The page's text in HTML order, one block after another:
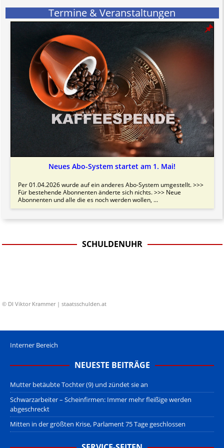
Termine & Veranstaltungen
Neues Abo-System startet am 1. Mai!
Per 01.04.2026 wurde auf ein anderes Abo-System umgestellt. >>>
Für bestehende Abonnenten änderte sich nichts. >>> Neue
Abonnenten und alle die es noch werden wollen, ...
SCHULDENUHR
© DI Viktor Krammer | staatsschulden.at
Interner Bereich
NEUESTE BEITRÄGE
Mutter betäubte Tochter (9) und zündet sie an
Schwarzarbeiter – Scheinfirmen: Immer mehr fleißige werden
abgeschreckt
Mitten in der größten Krise, Parlament 75 Tage geschlossen